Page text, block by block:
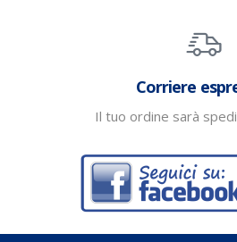
Corriere
Il tuo ordine sarà